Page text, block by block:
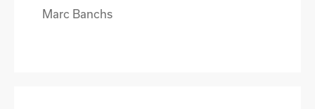
Marc Banchs